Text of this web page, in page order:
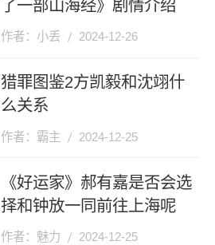
了一部山海经》剧情介绍
作者：小丢 2024-12-26
猎罪图鉴2方凯毅和沈翊什
么关系
作者：霸主 2024-12-25
《好运家》郝有嘉是否会选
择和钟放一同前往上海呢
作者：魅力 2024-12-25